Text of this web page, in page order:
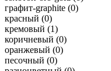
графит-graphite (0)
красный (0)
кремовый (1)
коричневый (0)
оранжевый (0)
песочный (0)